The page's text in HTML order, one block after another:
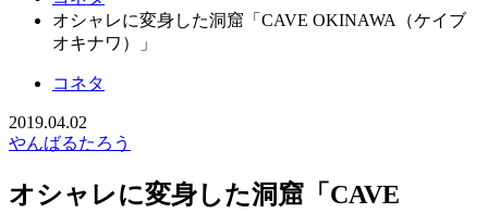
オシャレに変身した洞窟「CAVE OKINAWA（ケイブ
オキナワ）」
コネタ
2019.04.02
やんばるたろう
オシャレに変身した洞窟「CAVE